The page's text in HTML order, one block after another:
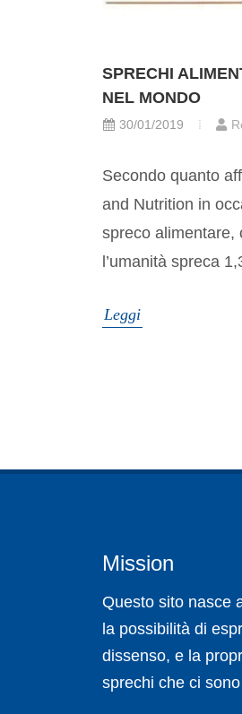
SPRECHI
NEL MONDO
30/01/2019
Secondo quanto
and Nutrition in
spreco alimentare,
l’umanità spreca
Leggi
Mission
Questo sito nasce
la possibilità di
dissenso, e la
sprechi che ci